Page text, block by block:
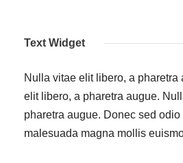
Text Widget
Nulla vitae elit libero, a pharetra
elit libero, a pharetra augue.
pharetra augue. Donec sed
malesuada magna mollis